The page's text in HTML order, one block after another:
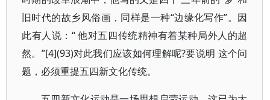
旧时代的故乡风俗画，同样是一种“边缘化写作”。因
此有人说：“ 他对五四传统精神有着某种局外人的超
然。”[4](93)对此我们应该如何理解呢?要说明 这个问
题，必须重提五四新文化传统。